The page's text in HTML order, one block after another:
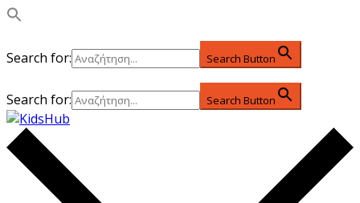
Search for: Search Button
Search for: Search Button